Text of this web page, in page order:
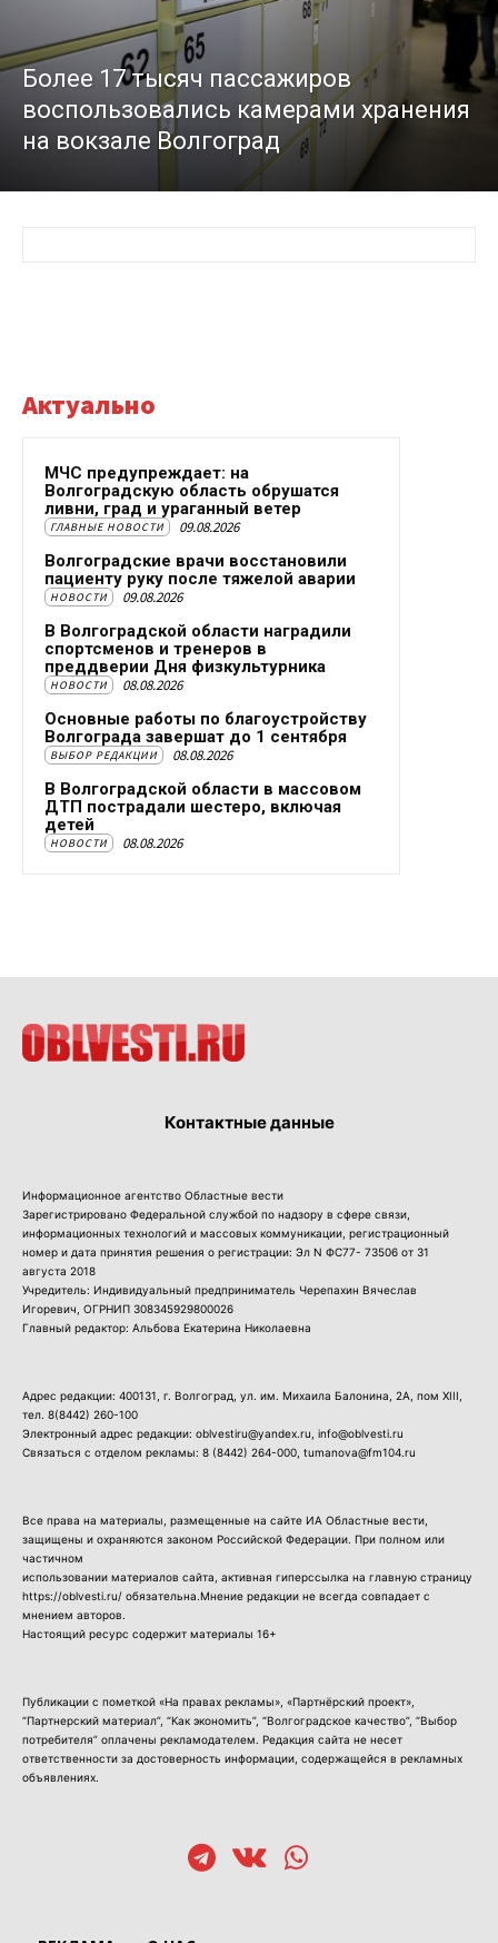
Более 17 тысяч пассажиров
воспользовались камерами хранения
на вокзале Волгоград
Актуально
МЧС предупреждает: на
Волгоградскую область обрушатся
ливни, град и ураганный ветер
ГЛАВНЫЕ НОВОСТИ 09.08.2026
Волгоградские врачи восстановили
пациенту руку после тяжелой аварии
НОВОСТИ 09.08.2026
В Волгоградской области наградили
спортсменов и тренеров в
преддверии Дня физкультурника
НОВОСТИ 08.08.2026
Основные работы по благоустройству
Волгограда завершат до 1 сентября
ВЫБОР РЕДАКЦИИ 08.08.2026
В Волгоградской области в массовом
ДТП пострадали шестеро, включая
детей
НОВОСТИ 08.08.2026
Контактные данные
Информационное агентство Областные вести
Зарегистрировано Федеральной службой по надзору в сфере связи,
информационных технологий и массовых коммуникации, регистрационный
номер и дата принятия решения о регистрации: Эл N ФС77- 73506 от 31
августа 2018
Учредитель: Индивидуальный предприниматель Черепахин Вячеслав
Игоревич, ОГРНИП 308345929800026
Главный редактор: Альбова Екатерина Николаевна
Адрес редакции: 400131, г. Волгоград, ул. им. Михаила Балонина, 2А, пом XIII,
тел. 8(8442) 260-100
Электронный адрес редакции: oblvestiru@yandex.ru, info@oblvesti.ru
Связаться с отделом рекламы: 8 (8442) 264-000 , tumanova@fm104.ru
Все права на материалы, размещенные на сайте ИА Областные вести,
защищены и охраняются законом Российской Федерации. При полном или
частичном
использовании материалов сайта, активная гиперссылка на главную страницу
https://oblvesti.ru/ обязательна.Мнение редакции не всегда совпадает с
мнением авторов.
Настоящий ресурс содержит материалы 16+
Публикации с пометкой «На правах рекламы», «Партнёрский проект»,
“Партнерский материал”, “Как экономить”, “Волгоградское качество”, “Выбор
потребителя” оплачены рекламодателем. Редакция сайта не несет
ответственности за достоверность информации, содержащейся в рекламных
объявлениях.